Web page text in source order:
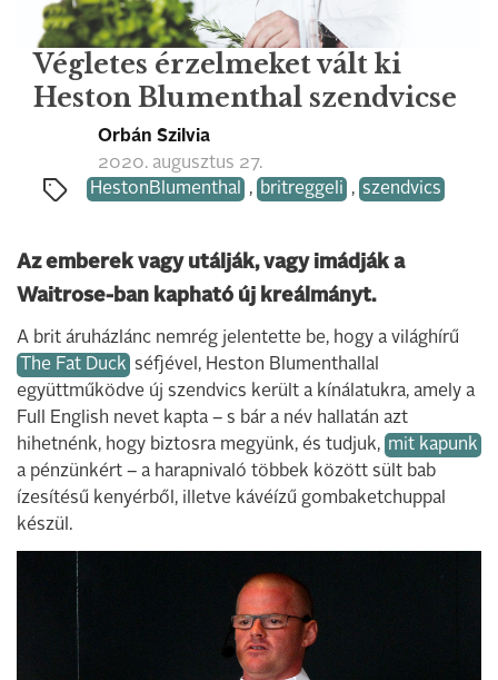
Végletes érzelmeket vált ki
Heston Blumenthal szendvicse
Orbán Szilvia
2020. augusztus 27.
HestonBlumenthal
, britreggeli , szendvics
Az emberek vagy utálják, vagy imádják a
Waitrose-ban kapható új kreálmányt.
A brit áruházlánc nemrég jelentette be, hogy a világhírű
The Fat Duck séfjével, Heston Blumenthallal
együttműködve új szendvics került a kínálatukra, amely a
Full English nevet kapta – s bár a név hallatán azt
hihetnénk, hogy biztosra megyünk, és tudjuk, mit kapunk
a pénzünkért – a harapnivaló többek között sült bab
ízesítésű kenyérből, illetve kávéízű gombaketchuppal
készül.